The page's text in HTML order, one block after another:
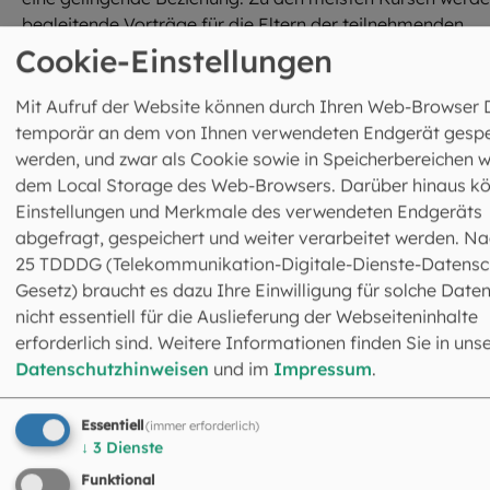
begleitende Vorträge für die Eltern der teilnehmenden
Schülerinnen und Schüler angeboten.
Nach eineinhalb Stunden haben die Mädchen aus der
Maria-Ward-Realschule gelernt, was geschehen muss,
damit aus einem Spermium und einer Eizelle ein Kind
entstehen kann. Später werden sie eine Traumreise durch
ihren eigenen Körper machen und anschließend selbst in
Rolle von Hormonen schlüpfen und erleben, wie diese ein
Mädchen zur Frau werden lassen und dafür sorgen, dass
zum ersten Mal seine Monatsblutung bekommt.
In einem ausführlichen Gespräch werden die
erfahren, was es mit diesem Blut genau auf sich hat,
sie keine Angst vor „den Tagen“ haben müssen und wie
Binden und Tampons verwendet werden – und können
abschließend alles fragen, was ihnen zu diesem Thema
sonst noch auf dem Herzen liegt.
Cookie-Einstellungen
Mit Aufruf der Website können durch Ihren Web-Browser
temporär an dem von Ihnen verwendeten Endgerät
werden, und zwar als Cookie sowie in Speicherbereichen
dem Local Storage des Web-Browsers. Darüber hinaus
Einstellungen und Merkmale des verwendeten Endgeräts
abgefragt, gespeichert und weiter verarbeitet werden.
25 TDDDG (Telekommunikation-Digitale-Dienste-
Gesetz) braucht es dazu Ihre Einwilligung für solche
nicht essentiell für die Auslieferung der Webseiteninhalte
erforderlich sind. Weitere Informationen finden Sie in
Datenschutzhinweisen und im Impressum.
Essentiell(immer erforderlich)
↓ 3 Dienste
Funktional